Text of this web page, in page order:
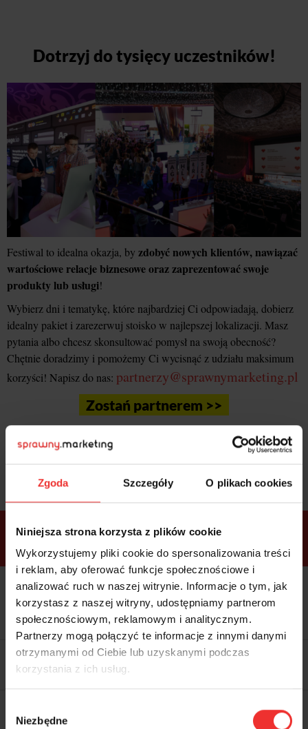
Zgoda Szczegóły O plikach cookies
Niniejsza strona korzysta z plików cookie
Wykorzystujemy pliki cookie do spersonalizowania treści
i reklam, aby oferować funkcje społecznościowe i
analizować ruch w naszej witrynie. Informacje o tym, jak
korzystasz z naszej witryny, udostępniamy partnerom
społecznościowym, reklamowym i analitycznym.
Partnerzy mogą połączyć te informacje z innymi danymi
otrzymanymi od Ciebie lub uzyskanymi podczas
korzystania z ich usług.
zgody
Niezbędne
Dotrzyj do tysięcy uczestników!
Festiwal to idealna okazja, by zdobyć nowych klientów, nawiązać
wartościowe relacje biznesowe oraz zaprezentować swoje
produkty lub usługi!
Wybierz dni i tematykę, które najbardziej Ci odpowiadają, dobierz
idealny pakiet i zarezerwuj stoisko w najlepszej lokalizacji. Masz
pytania albo chcesz skonsultować pomysł na swoją obecność?
Chętnie doradzimy i pomożemy Ci wycisnąć z udziału maksimum
korzyści! Napisz do nas: partnerzy@sprawnymarketing.pl
Zostań partnerem >>
Sprawdź bonusyi wybierz bilet
ramach
pakietów
VIP Premium
Kolacja z prelegentami i before
party (Hotel Sheraton, 27.10) tylko
wbilecie ALLPASS VIP
Dostępne
tylko w
bilecie
ALLPASS
VIP
Dedykowana strefa VIP z
możliwością networkingu z
prelegentami i wystawcami w
WARTOŚĆ: 1970 zł